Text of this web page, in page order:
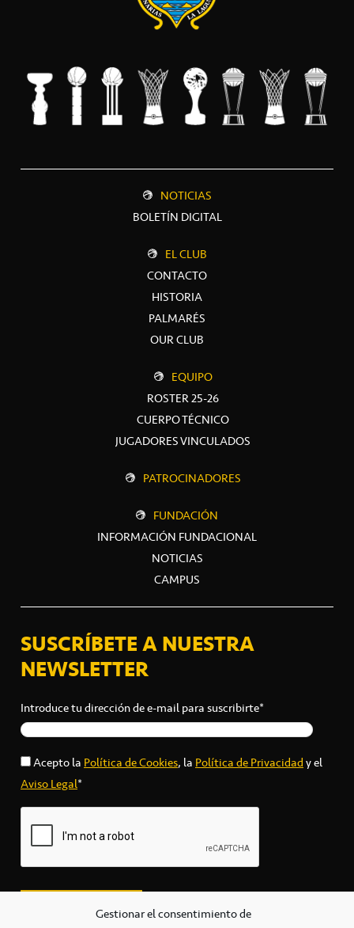
Gestionar el consentimiento de
NOTICIAS
BOLETÍN DIGITAL
EL CLUB
CONTACTO
HISTORIA
PALMARÉS
OUR CLUB
EQUIPO
ROSTER 25-26
CUERPO TÉCNICO
JUGADORES VINCULADOS
PATROCINADORES
FUNDACIÓN
INFORMACIÓN FUNDACIONAL
NOTICIAS
CAMPUS
SUSCRÍBETE A NUESTRA
NEWSLETTER
Introduce tu dirección de e-mail para suscribirte*
Acepto laPolítica de Cookies, laPolítica de Privacidady el
Aviso Legal*